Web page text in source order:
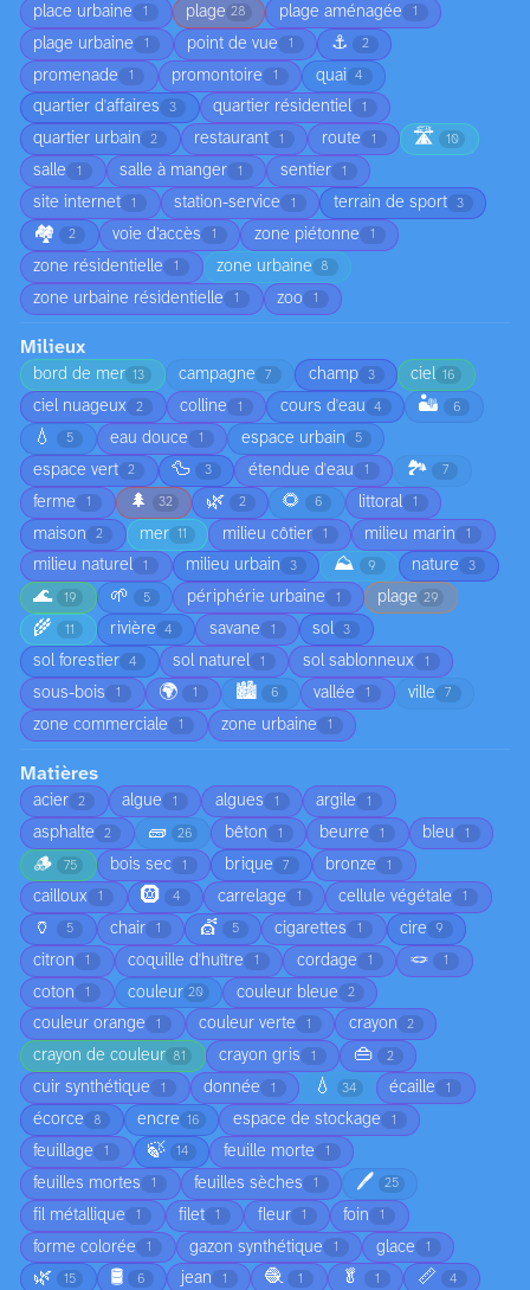
place urbaine 1 plage 28 plage aménagée 1
plage urbaine 1 point de vue 1 ⚓ 2
promenade 1 promontoire 1 quai 4
quartier d'affaires 3 quartier résidentiel 1
quartier urbain 2 restaurant 1 route 1 🛣️ 10
salle 1 salle à manger 1 sentier 1
site internet 1 station-service 1 terrain de sport 3
🏘️ 2 voie d’accès 1 zone piétonne 1
zone résidentielle 1 zone urbaine 8
zone urbaine résidentielle 1 zoo 1
Milieux
bord de mer 13 campagne 7 champ 3 ciel 16
ciel nuageux 2 colline 1 cours d'eau 4 🏜️ 6
💧 5 eau douce 1 espace urbain 5
espace vert 2 🦆 3 étendue d'eau 1 🏞️ 7
ferme 1 🌲 32 🌿 2 🌻 6 littoral 1
maison 2 mer 11 milieu côtier 1 milieu marin 1
milieu naturel 1 milieu urbain 3 ⛰️ 9 nature 3
🌊 19 🌱 5 périphérie urbaine 1 plage 29
🌾 11 rivière 4 savane 1 sol 3
sol forestier 4 sol naturel 1 sol sablonneux 1
sous-bois 1 🌍 1 🏙️ 6 vallée 1 ville 7
zone commerciale 1 zone urbaine 1
Matières
acier 2 algue 1 algues 1 argile 1
asphalte 2 🧱 26 bêton 1 beurre 1 bleu 1
🪵 75 bois sec 1 brique 7 bronze 1
cailloux 1 🛞 4 carrelage 1 cellule végétale 1
🏺 5 chair 1 💇 5 cigarettes 1 cire 9
citron 1 coquille d'huître 1 cordage 1 🪢 1
coton 1 couleur 20 couleur bleue 2
couleur orange 1 couleur verte 1 crayon 2
crayon de couleur 81 crayon gris 1 👜 2
cuir synthétique 1 donnée 1 💧 34 écaille 1
écorce 8 encre 16 espace de stockage 1
feuillage 1 🍃 14 feuille morte 1
feuilles mortes 1 feuilles sèches 1 🖊️ 25
fil métallique 1 filet 1 fleur 1 foin 1
forme colorée 1 gazon synthétique 1 glace 1
🌿 15 🛢️ 6 jean 1 🧶 1 🥬 1 📏 4